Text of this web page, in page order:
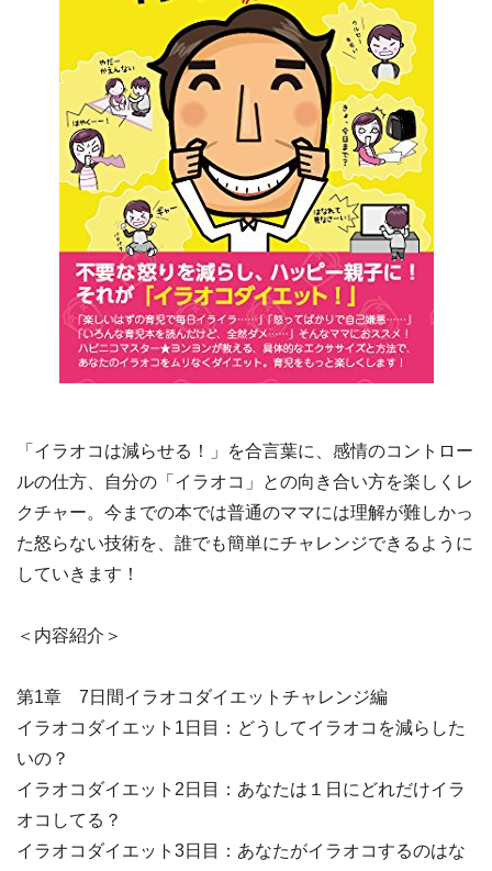
「イラオコは減らせる！」を合言葉に、感情のコントロー
ルの仕方、自分の「イラオコ」との向き合い方を楽しくレ
クチャー。今までの本では普通のママには理解が難しかっ
た怒らない技術を、誰でも簡単にチャレンジできるように
していきます！
＜内容紹介＞
第1章 7日間イラオコダイエットチャレンジ編
イラオコダイエット1日目：どうしてイラオコを減らした
いの？
イラオコダイエット2日目：あなたは１日にどれだけイラ
オコしてる？
イラオコダイエット3日目：あなたがイラオコするのはな